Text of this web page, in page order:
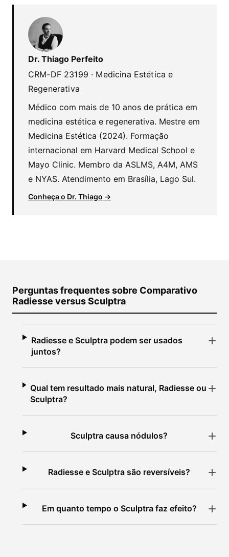
Dr. Thiago Perfeito
CRM-DF 23199 · Medicina Estética e
Regenerativa
Médico com mais de 10 anos de prática em
medicina estética e regenerativa. Mestre em
Medicina Estética (2024). Formação
internacional em Harvard Medical School e
Mayo Clinic. Membro da ASLMS, A4M, AMS
e NYAS. Atendimento em Brasília, Lago Sul.
Conheça o Dr. Thiago →
Perguntas frequentes sobre Comparativo
Radiesse versus Sculptra
Radiesse e Sculptra podem ser usados
juntos?
Qual tem resultado mais natural, Radiesse ou
Sculptra?
Sculptra causa nódulos?
Radiesse e Sculptra são reversíveis?
Em quanto tempo o Sculptra faz efeito?